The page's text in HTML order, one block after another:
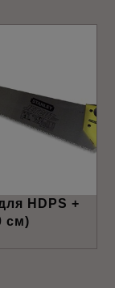
HDPS +
см)